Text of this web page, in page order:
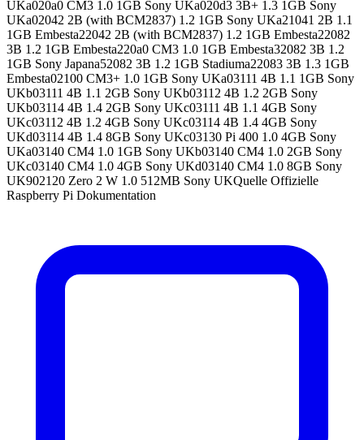
UKa020a0 CM3 1.0 1GB Sony UKa020d3 3B+ 1.3 1GB Sony
UKa02042 2B (with BCM2837) 1.2 1GB Sony UKa21041 2B 1.1
1GB Embesta22042 2B (with BCM2837) 1.2 1GB Embesta22082
3B 1.2 1GB Embesta220a0 CM3 1.0 1GB Embesta32082 3B 1.2
1GB Sony Japana52082 3B 1.2 1GB Stadiuma22083 3B 1.3 1GB
Embesta02100 CM3+ 1.0 1GB Sony UKa03111 4B 1.1 1GB Sony
UKb03111 4B 1.1 2GB Sony UKb03112 4B 1.2 2GB Sony
UKb03114 4B 1.4 2GB Sony UKc03111 4B 1.1 4GB Sony
UKc03112 4B 1.2 4GB Sony UKc03114 4B 1.4 4GB Sony
UKd03114 4B 1.4 8GB Sony UKc03130 Pi 400 1.0 4GB Sony
UKa03140 CM4 1.0 1GB Sony UKb03140 CM4 1.0 2GB Sony
UKc03140 CM4 1.0 4GB Sony UKd03140 CM4 1.0 8GB Sony
UK902120 Zero 2 W 1.0 512MB Sony UKQuelle Offizielle
Raspberry Pi Dokumentation